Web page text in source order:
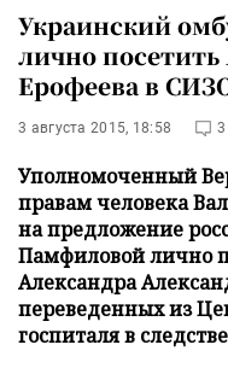
Украинский
лично
Ерофеева в
3 августа 2015, 18:58 3
Уполномоченный
правам человека
на предложение
Памфиловой лично
Александра
переведенных из
госпиталя в